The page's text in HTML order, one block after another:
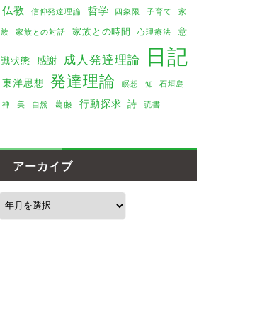
仏教 信仰発達理論 哲学 四象限 子育て
家
族
家族との対話 家族との時間 心理療法 意
識状態 感謝 成人発達理論 日記
東洋思想 発達理論 瞑想 知
石垣島
禅
美 自然 葛藤 行動探求 詩 読書
アーカイブ